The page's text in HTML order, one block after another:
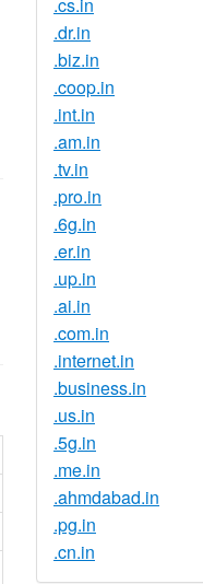
.cs.in
.dr.in
.biz.in
.coop.in
.int.in
.am.in
.tv.in
.pro.in
.6g.in
.er.in
.up.in
.ai.in
.com.in
.internet.in
.business.in
.us.in
.5g.in
.me.in
.ahmdabad.in
.pg.in
.cn.in